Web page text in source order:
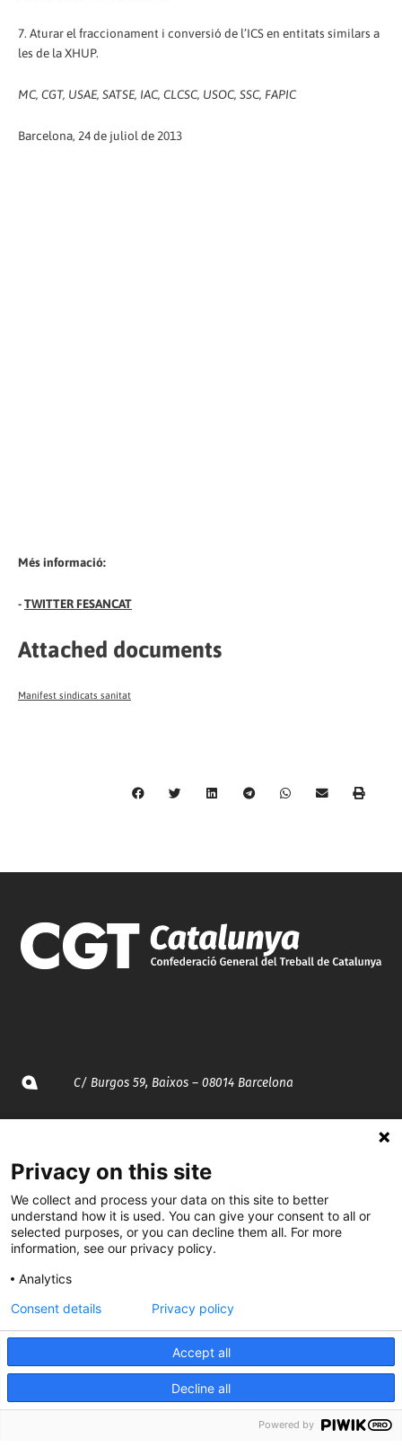
7. Aturar el fraccionament i conversió de l’ICS en entitats similars a
les de la XHUP.
MC, CGT, USAE, SATSE, IAC, CLCSC, USOC, SSC, FAPIC
Barcelona, 24 de juliol de 2013
Més informació:
-TWITTER FESANCAT
Attached documents
Manifest sindicats sanitat
C/ Burgos 59, Baixos – 08014 Barcelona
935 120 481
@CGTCatalunya
cgtcatalunya
Desenvolupat per
Privacy on this site
We collect and process your data on this site to better
understand how it is used. You can give your consent to all or
selected purposes, or you can decline them all. For more
information, see our privacy policy.
Analytics
Accept all
Decline all
Consent details Privacy policy
Powered by